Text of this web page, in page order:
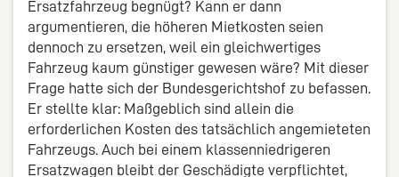
Ersatzfahrzeug begnügt? Kann er dann
argumentieren, die höheren Mietkosten seien
dennoch zu ersetzen, weil ein gleichwertiges
Fahrzeug kaum günstiger gewesen wäre? Mit dieser
Frage hatte sich der Bundesgerichtshof zu befassen.
Er stellte klar: Maßgeblich sind allein die
erforderlichen Kosten des tatsächlich angemieteten
Fahrzeugs. Auch bei einem klassenniedrigeren
Ersatzwagen bleibt der Geschädigte verpflichtet,